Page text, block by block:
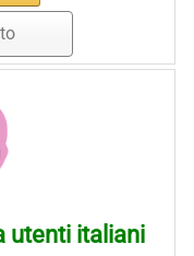
utenti italiani